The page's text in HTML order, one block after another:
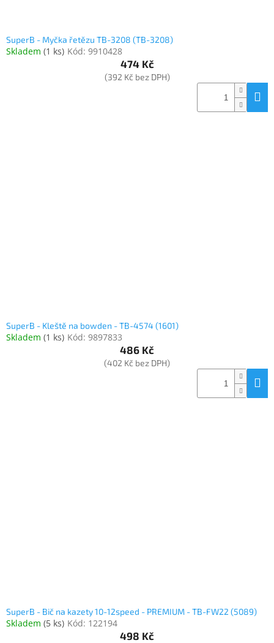
SuperB - Myčka řetězu TB-3208 (TB-3208)
Skladem (1 ks) Kód: 9910428
474 Kč
(392 Kč bez DPH)
SuperB - Kleště na bowden - TB-4574 (1601)
Skladem (1 ks) Kód: 9897833
486 Kč
(402 Kč bez DPH)
SuperB - Bič na kazety 10-12speed - PREMIUM - TB-FW22 (5089)
Skladem (5 ks) Kód: 122194
498 Kč